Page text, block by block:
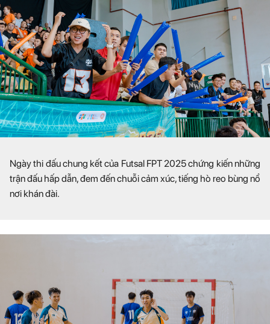
Ngày thi đấu chung kết của Futsal FPT 2025 chứng kiến những
trận đấu hấp dẫn, đem đến chuỗi cảm xúc, tiếng hò reo bùng nổ
nơi khán đài.